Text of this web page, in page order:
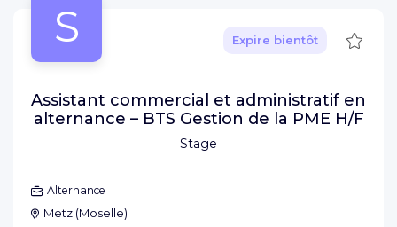
S
Stage
Expire bientôt
Assistant commercial et administratif en
alternance – BTS Gestion de la PME H/F
Alternance
Metz (Moselle)